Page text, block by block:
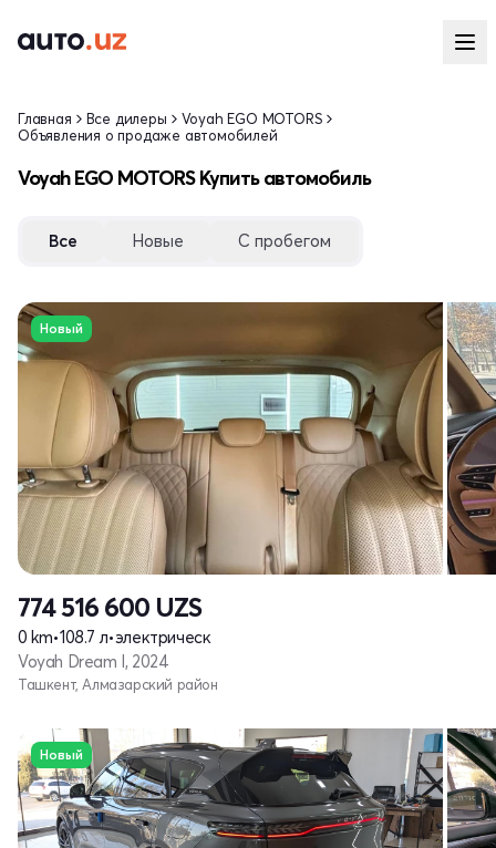
Главная Все дилеры
Voyah EGO MOTORS
Объявления о продаже автомобилей
Voyah EGO MOTORS Купить автомобиль
Все Новые С пробегом
Новый
774 516 600 UZS
0 km•108.7 л•электрическ
Voyah Dream I, 2024
Ташкент, Алмазарский район
Новый